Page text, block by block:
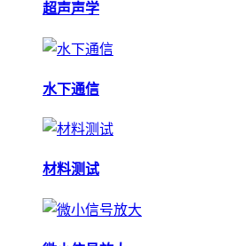
超声声学
水下通信
材料测试